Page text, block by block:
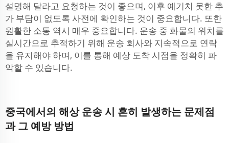
설명해 달라고 요청하는 것이 좋으며, 이후 예기치 못한 추
가 부담이 없도록 사전에 확인하는 것이 중요합니다. 또한
원활한 소통 역시 매우 중요합니다. 운송 중 화물의 위치를
실시간으로 추적하기 위해 운송 회사와 지속적으로 연락
을 유지해야 하며, 이를 통해 예상 도착 시점을 정확히 파
악할 수 있습니다.
중국에서의 해상 운송 시 흔히 발생하는 문제점
과 그 예방 방법